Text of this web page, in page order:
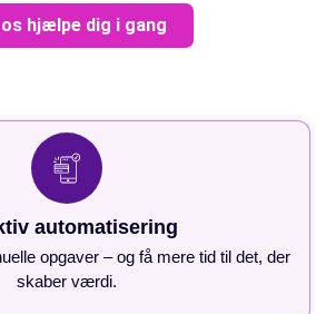
os hjælpe dig i gang
automatisering
opgaver – og få mere tid til det, der
skaber værdi.